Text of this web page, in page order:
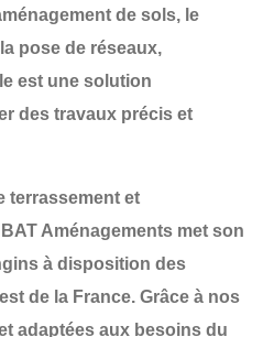
de sols, le
pose de réseaux,
est une solution
des travaux précis et
terrassement et
BAT Aménagements met son
à disposition des
de la France. Grâce à nos
adaptées aux besoins du